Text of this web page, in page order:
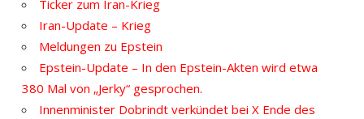
Ticker zum Iran-Krieg
Iran-Update – Krieg
Meldungen zu Epstein
Epstein-Update – In den Epstein-Akten wird etwa
380 Mal von „Jerky“ gesprochen.
Innenminister Dobrindt verkündet bei X Ende des